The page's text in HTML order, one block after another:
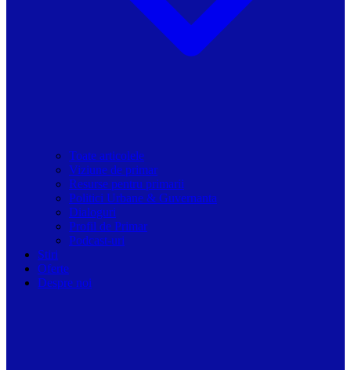
Toate articolele
Viziune de primar
Resurse pentru primarii
Politici Urbane & Guvernanta
Dialoguri
Profil de Primar
Podcast-uri
Stiri
Oferte
Despre noi